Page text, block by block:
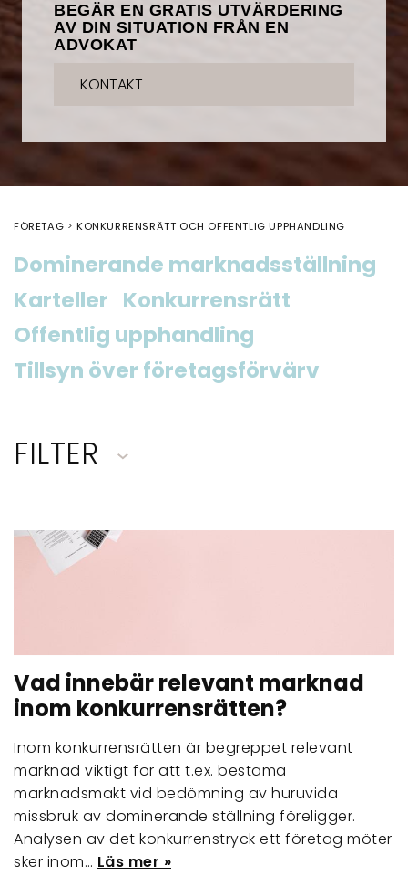
BEGÄR EN GRATIS UTVÄRDERING
AV DIN SITUATION FRÅN EN
ADVOKAT
KONTAKT
FÖRETAG KONKURRENSRÄTT OCH OFFENTLIG UPPHANDLING
Dominerande marknadsställning
Karteller Konkurrensrätt
Offentlig upphandling
Tillsyn över företagsförvärv
FILTER
Vad innebär relevant marknad
inom konkurrensrätten?
Inom konkurrensrätten är begreppet relevant
marknad viktigt för att t.ex. bestäma
marknadsmakt vid bedömning av huruvida
missbruk av dominerande ställning föreligger.
Analysen av det konkurrenstryck ett företag möter
sker inom… Läs mer »